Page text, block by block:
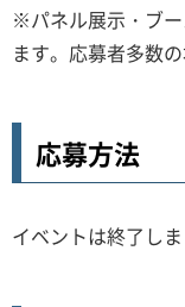
※パネル展示・ブ
ます。応募者多数
応募方法
イベントは終了しま